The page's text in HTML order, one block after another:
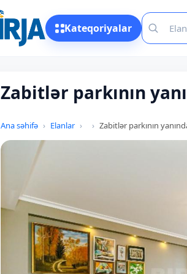
Kateqoriyalar
Zabitlər parkının
Ana səhifə Elanlar Zabitlər parkının